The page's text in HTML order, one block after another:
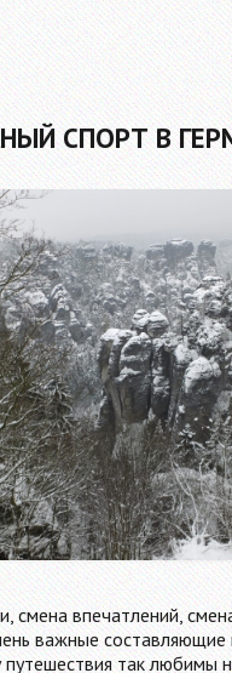
СПОРТ В
смена впечатлений,
важные составляющие
так любимы